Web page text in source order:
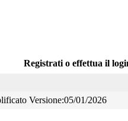
Registrati o effettua il
Versione:05/01/2026